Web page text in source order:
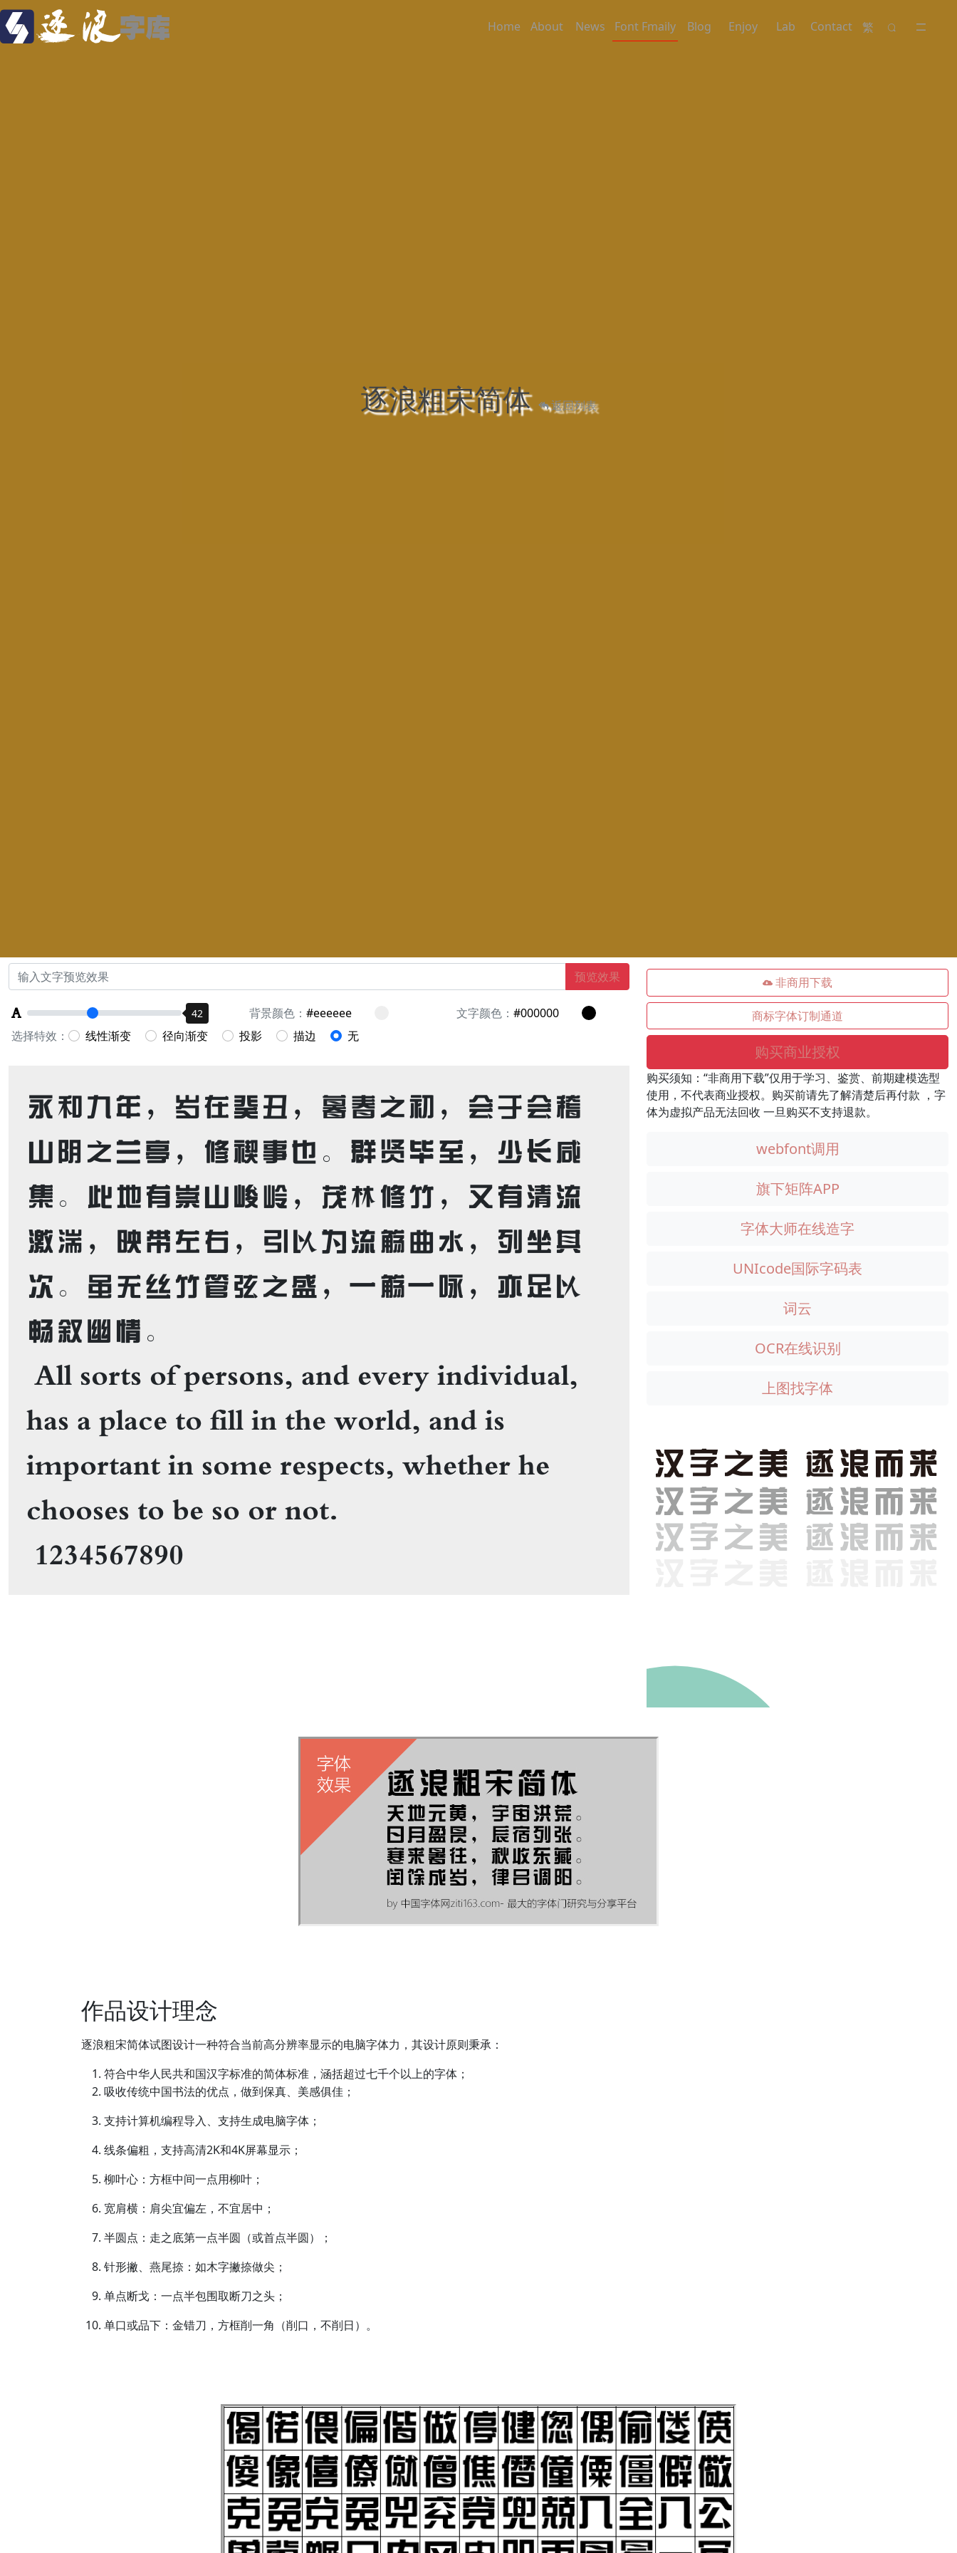
Home About News Font Fmaily Blog Enjoy Lab Contact 繁
逐浪粗宋简体 返回列表
预览效果
背景颜色：
文字颜色：
选择特效：
线性渐变 径向渐变 投影 描边 无
永和九年，岁在癸丑，暮春之初，会于会稽
山阴之兰亭，修禊事也。群贤毕至，少长咸
集。此地有崇山峻岭，茂林修竹，又有清流
激湍，映带左右，引以为流觞曲水，列坐其
次。虽无丝竹管弦之盛，一觞一咏，亦足以
畅叙幽情。
has a place to fill in the world, and is
important in some respects, whether he
chooses to be so or not.
1234567890
非商用下载
商标字体订制通道
购买商业授权
购买须知：“非商用下载”仅用于学习、鉴赏、前期建模选型
使用，不代表商业授权。购买前请先了解清楚后再付款 ，字
体为虚拟产品无法回收 一旦购买不支持退款。
webfont调用
旗下矩阵APP
字体大师在线造字
UNIcode国际字码表
词云
OCR在线识别
上图找字体
作品设计理念
逐浪粗宋简体试图设计一种符合当前高分辨率显示的电脑字体力，其设计原则秉承：
符合中华人民共和国汉字标准的简体标准，涵括超过七千个以上的字体；
吸收传统中国书法的优点，做到保真、美感俱佳；
支持计算机编程导入、支持生成电脑字体；
线条偏粗，支持高清2K和4K屏幕显示；
柳叶心：方框中间一点用柳叶；
宽肩横：肩尖宜偏左，不宜居中；
半圆点：走之底第一点半圆（或首点半圆）；
针形撇、燕尾捺：如木字撇捺做尖；
单点断戈：一点半包围取断刀之头；
单口或品下：金错刀，方框削一角（削口，不削日）。
42